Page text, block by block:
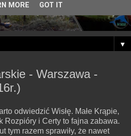
▼
- Warszawa -
odwiedzić Wisłę. Małe Krąpie,
Rozpióry i Certy to fajna zabawa.
tym razem sprawiły, że nawet
MORE GOT IT